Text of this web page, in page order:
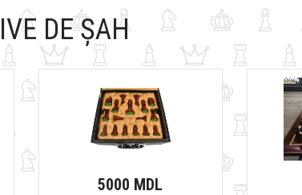
DE ȘAH
5000 MDL